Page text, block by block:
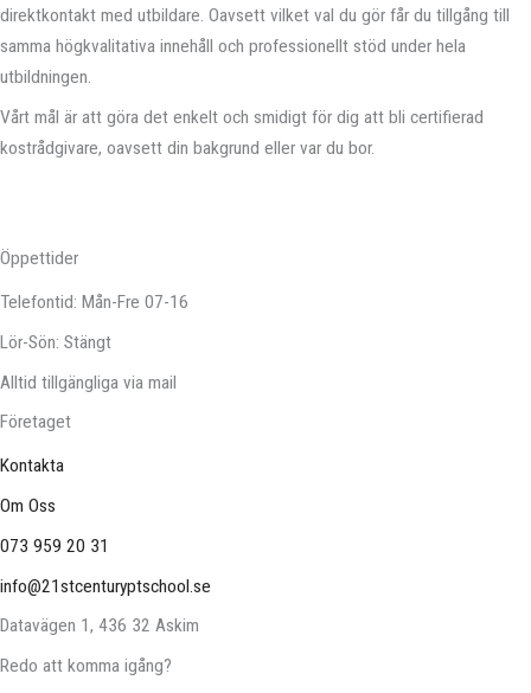
direktkontakt med utbildare. Oavsett vilket val du gör får du tillgång till
samma högkvalitativa innehåll och professionellt stöd under hela
utbildningen.
Vårt mål är att göra det enkelt och smidigt för dig att bli certifierad
kostrådgivare, oavsett din bakgrund eller var du bor.
Öppettider
Telefontid: Mån-Fre 07-16
Lör-Sön: Stängt
Alltid tillgängliga via mail
Företaget
Kontakta
Om Oss
073 959 20 31
info@21stcenturyptschool.se
Datavägen 1, 436 32 Askim
Redo att komma igång?